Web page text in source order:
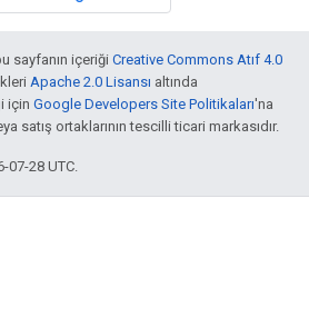
sayfanın içeriği Creative Commons Atıf 4.0
Apache 2.0 Lisansı altında
için Google Developers Site Politikaları'na
satış ortaklarının tescilli ticari markasıdır.
07-28 UTC.